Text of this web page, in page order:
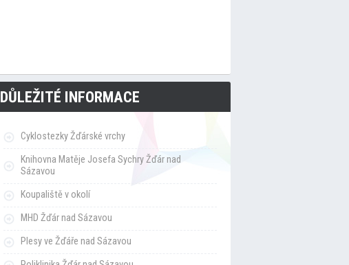
DŮLEŽITÉ INFORMACE
Cyklostezky Žďárské vrchy
Knihovna Matěje Josefa Sychry Žďár nad
Sázavou
Koupaliště v okolí
MHD Žďár nad Sázavou
Plesy ve Žďáře nad Sázavou